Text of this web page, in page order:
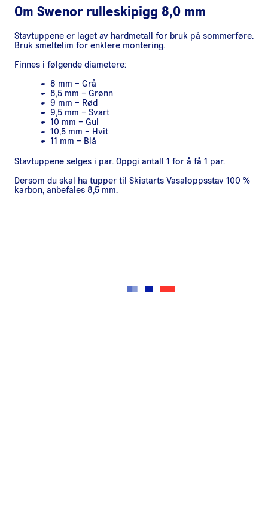
Om Swenor rulleskipigg 8,0 mm
Stavtuppene er laget av hardmetall for bruk på sommerføre.
Bruk smeltelim for enklere montering.
Finnes i følgende diametere:
8 mm – Grå
8,5 mm – Grønn
9 mm – Rød
9,5 mm – Svart
10 mm – Gul
10,5 mm – Hvit
11 mm – Blå
Stavtuppene selges i par. Oppgi antall 1 for å få 1 par.
Dersom du skal ha tupper til Skistarts Vasaloppsstav 100 %
karbon, anbefales 8,5 mm.